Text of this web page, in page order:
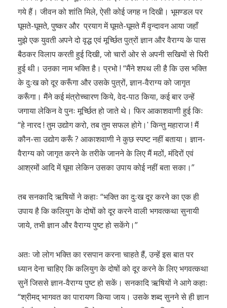
गये हैं। जीवन को शांति मिले, ऐसी कोई जगह न दिखी। भूमण्डल पर
घूमते-घूमते, पुष्कर और प्रयाग में घूमते-घूमते मैं वृन्दावन आया जहाँ
मुझे एक युवती अपने दो वृद्ध एवं मूर्च्छित पुत्रों ज्ञान और वैराग्य के पास
बैठकर विलाप करती हुई दिखी, जो चारों ओर से अपनी सखियों से घिरी
हुई थी। उऩका नाम भक्ति है। प्रभो ! “मैंने शपथ ली है कि उस भक्ति
के दुःख को दूर करूँगा और उसके पुत्रों, ज्ञान-वैराग्य को जागृत
करूँगा। मैंने कई मंत्रोच्चारण किये, वेद-पाठ किया, कई बार उन्हें
जगाया लेकिन वे पुनः मूर्च्छित हो जाते थे। फिर आकाशवाणी हुई किः
“हे नारद ! तुम उद्योग करो, तब तुम सफल होगे।ʹ किन्तु महाराज ! मैं
कौन-सा उद्योग करूँ ? आकाशवाणी ने कुछ स्पष्ट नहीं बताया। ज्ञान-
वैराग्य को जागृत करने के तरीके जानने के लिए मैं मठों, मंदिरों एवं
आश्रमों आदि में घूमा लेकिन उसका उपाय कोई नहीं बता सका।”
तब सनकादि ऋषियों ने कहाः “भक्ति का दुःख दूर करने का एक ही
उपाय है कि कलियुग के दोषों को दूर करने वाली भगवत्कथा सुनायी
जाये, तभी ज्ञान और वैराग्य पुष्ट हो सकेंगे।”
अतः जो लोग भक्ति का रसपान करना चाहते हैं, उन्हें इस बात पर
ध्यान देना चाहिए कि कलियुग के दोषों को दूर करने के लिए भगवत्कथा
सुनें जिससे ज्ञान-वैराग्य पुष्ट हो सकें। सनकादि ऋषियों ने आगे कहाः
“श्रीमद् भागवत का पारायण किया जाय। उसके शब्द सुनने से ही ज्ञान